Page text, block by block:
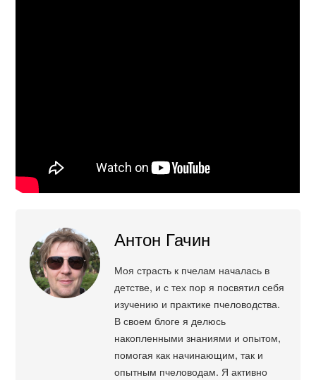
Антон Гачин
Моя страсть к пчелам началась в
детстве, и с тех пор я посвятил себя
изучению и практике пчеловодства.
В своем блоге я делюсь
накопленными знаниями и опытом,
помогая как начинающим, так и
опытным пчеловодам. Я активно